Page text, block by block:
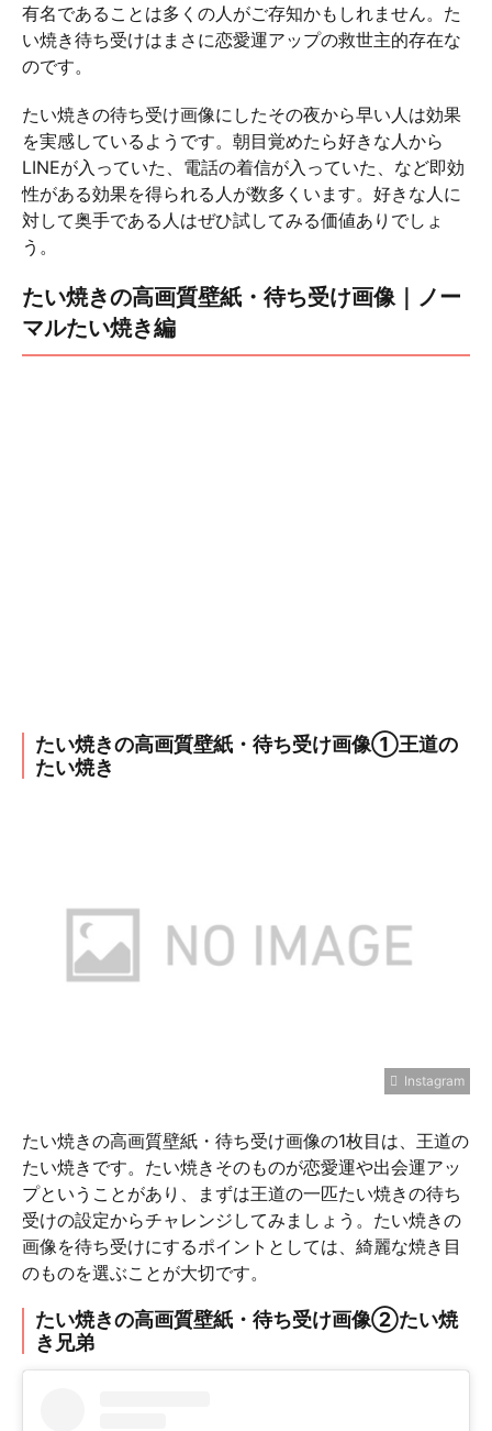
有名であることは多くの人がご存知かもしれません。た
い焼き待ち受けはまさに恋愛運アップの救世主的存在な
のです。
たい焼きの待ち受け画像にしたその夜から早い人は効果
を実感しているようです。朝目覚めたら好きな人から
LINEが入っていた、電話の着信が入っていた、など即効
性がある効果を得られる人が数多くいます。好きな人に
対して奥手である人はぜひ試してみる価値ありでしょ
う。
たい焼きの高画質壁紙・待ち受け画像｜ノー
マルたい焼き編
たい焼きの高画質壁紙・待ち受け画像①王道の
たい焼き
Instagram
たい焼きの高画質壁紙・待ち受け画像の1枚目は、王道の
たい焼きです。たい焼きそのものが恋愛運や出会運アッ
プということがあり、まずは王道の一匹たい焼きの待ち
受けの設定からチャレンジしてみましょう。たい焼きの
画像を待ち受けにするポイントとしては、綺麗な焼き目
のものを選ぶことが大切です。
たい焼きの高画質壁紙・待ち受け画像②たい焼
き兄弟